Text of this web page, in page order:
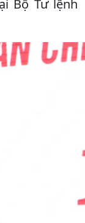
Bộ Tư lệnh